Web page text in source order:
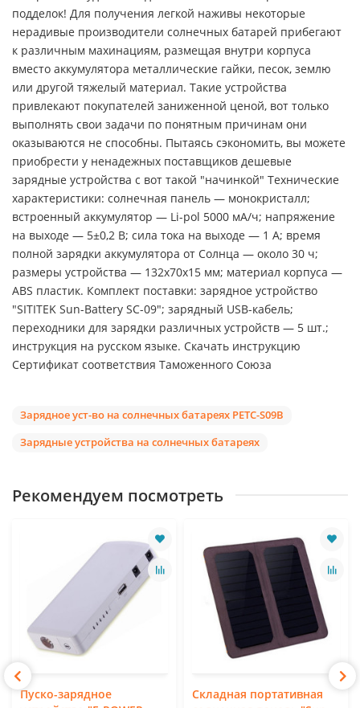
подделок! Для получения легкой наживы некоторые
нерадивые производители солнечных батарей прибегают
к различным махинациям, размещая внутри корпуса
вместо аккумулятора металлические гайки, песок, землю
или другой тяжелый материал. Такие устройства
привлекают покупателей заниженной ценой, вот только
выполнять свои задачи по понятным причинам они
оказываются не способны. Пытаясь сэкономить, вы можете
приобрести у ненадежных поставщиков дешевые
зарядные устройства с вот такой "начинкой" Технические
характеристики: солнечная панель — монокристалл;
встроенный аккумулятор — Li-pol 5000 мА/ч; напряжение
на выходе — 5±0,2 В; сила тока на выходе — 1 А; время
полной зарядки аккумулятора от Солнца — около 30 ч;
размеры устройства — 132x70x15 мм; материал корпуса —
АBS пластик. Комплект поставки: зарядное устройство
"SITITEK Sun-Battery SC-09"; зарядный USB-кабель;
переходники для зарядки различных устройств — 5 шт.;
инструкция на русском языке. Скачать инструкцию
Сертификат соответствия Таможенного Союза
Зарядное уст-во на солнечных батареях PETC-S09B
Зарядные устройства на солнечных батареях
Рекомендуем посмотреть
Пуско-зарядное
Складная портативная